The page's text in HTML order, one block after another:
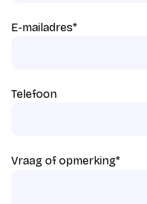
E-mailadres*
Telefoon
Vraag of opmerking*